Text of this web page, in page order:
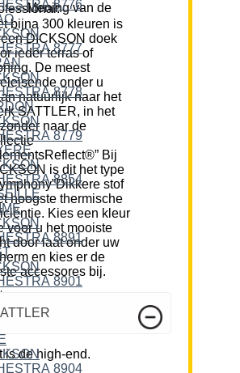
van de professional:
bijna 300 kleuren is
DICKSON doek
ieder terras of
De meest
onder u
natuurlijk naar het
SATTLER, in het
naar de
Bij
is dit het type
stof
hoogste thermische
Kies een kleur
voor u het mooiste
door laat onder uw
en kies er de
accessores bij.
is de high-end.